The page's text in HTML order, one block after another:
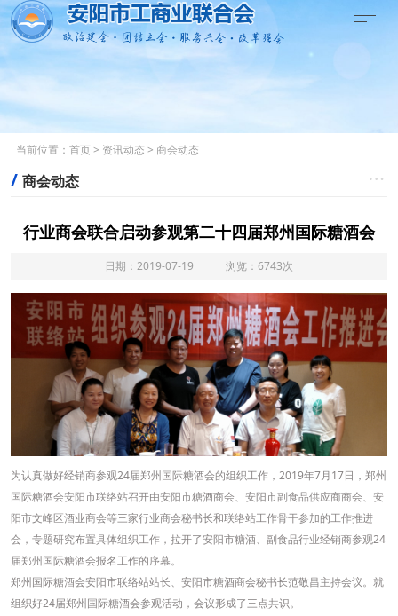

当前位置： 首页> 资讯动态 > 商会动态
/ 商会动态 
行业商会联合启动参观第二十四届郑州国际糖酒会
日期：2019-07-19 浏览：6743次
为认真做好经销商参观24届郑州国际糖酒会的组织工作，2019年7月17日，郑州
国际糖酒会安阳市联络站召开由安阳市糖酒商会、安阳市副食品供应商商会、安
阳市文峰区酒业商会等三家行业商会秘书长和联络站工作骨干参加的工作推进
会，专题研究布置具体组织工作，拉开了安阳市糖酒、副食品行业经销商参观24
届郑州国际糖酒会报名工作的序幕。
郑州国际糖酒会安阳市联络站站长、安阳市糖酒商会秘书长范敬昌主持会议。就
组织好24届郑州国际糖酒会参观活动，会议形成了三点共识。